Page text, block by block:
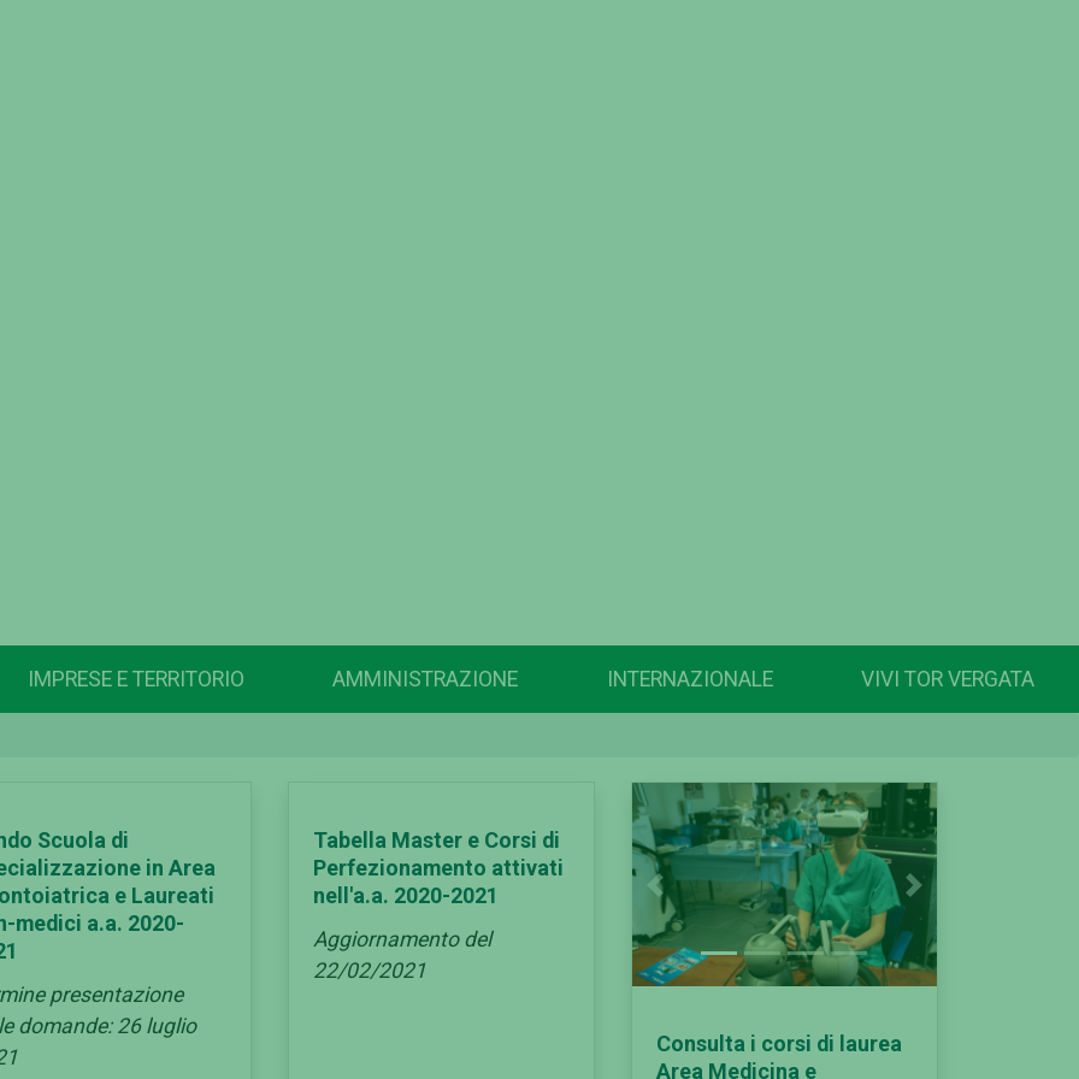
IMPRESE E TERRITORIO AMMINISTRAZIONE INTERNAZIONALE VIVI TOR VERGATA
Scuola di
in Area
e Laureati
medici a.a. 2020-
presentazione
domande: 26 luglio
Tabella Master e Corsi di
Perfezionamento attivati
nell'a.a. 2020-2021
Aggiornamento del
22/02/2021
Previous Next
Consulta i corsi di laurea
Area Medicina e